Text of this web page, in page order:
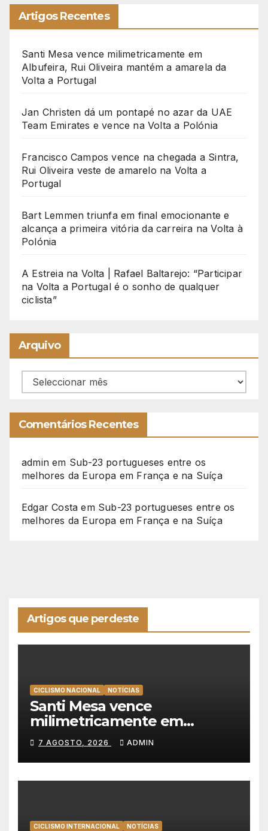
Artigos Recentes
Santi Mesa vence milimetricamente em
Albufeira, Rui Oliveira mantém a amarela da
Volta a Portugal
Jan Christen dá um pontapé no azar da UAE
Team Emirates e vence na Volta a Polónia
Francisco Campos vence na chegada a Sintra,
Rui Oliveira veste de amarelo na Volta a
Portugal
Bart Lemmen triunfa em final emocionante e
alcança a primeira vitória da carreira na Volta à
Polónia
A Estreia na Volta | Rafael Baltarejo: “Participar
na Volta a Portugal é o sonho de qualquer
ciclista”
Arquivo
Arquivo
Comentários Recentes
admin em Sub-23 portugueses entre os
melhores da Europa em França e na Suíça
Edgar Costa em Sub-23 portugueses entre os
melhores da Europa em França e na Suíça
Artigos que perdeste
CICLISMO NACIONAL NOTÍCIAS
Santi Mesa vence
milimetricamente em
Albufeira, Rui Oliveira
mantém a amarela da Volta a
Portugal
7 AGOSTO, 2026 ADMIN
CICLISMO INTERNACIONAL NOTÍCIAS